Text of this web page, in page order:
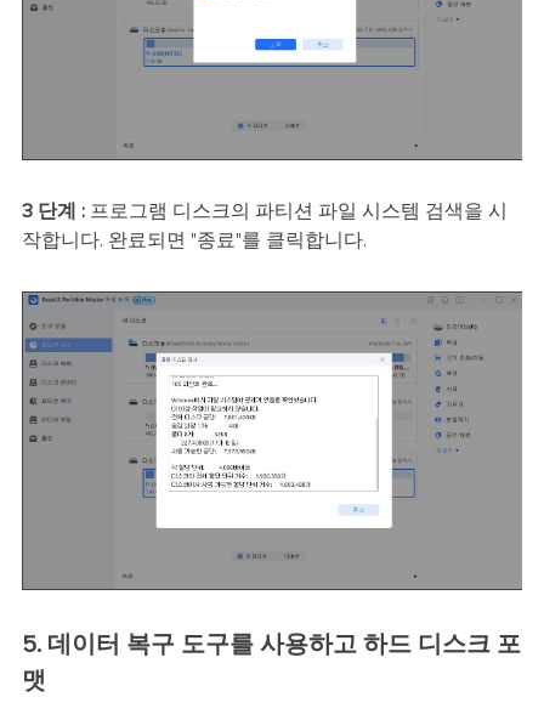
3 단계 : 프로그램 디스크의 파티션 파일 시스템 검색을 시
작합니다. 완료되면 "종료"를 클릭합니다.
5. 데이터 복구 도구를 사용하고 하드 디스크 포
맷